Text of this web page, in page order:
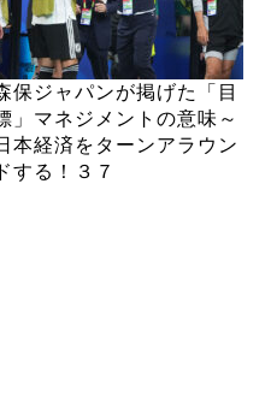
保ジャパンが掲げた「目
」マネジメントの意味～
本経済をターンアラウン
ドする！３７